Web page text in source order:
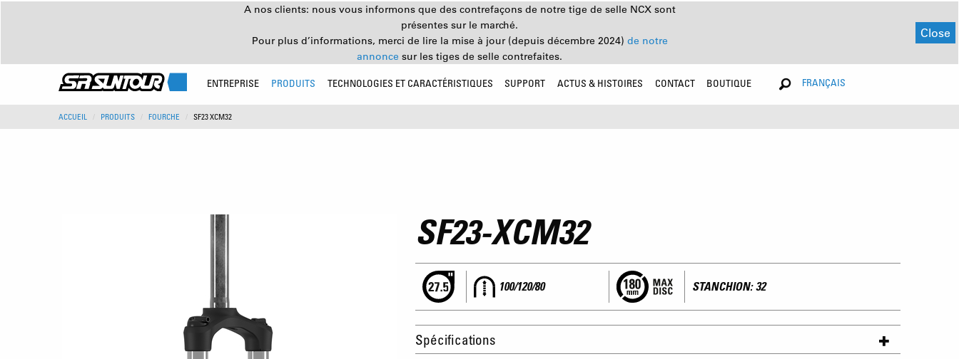
A nos clients: nous vous informons que des contrefaçons de notre tige de selle NCX sont
présentes sur le marché.
Pour plus d’informations, merci de lire la mise à jour (depuis décembre 2024) de notre
annonce sur les tiges de selle contrefaites.
Close
ENTREPRISE PRODUITS TECHNOLOGIES ET CARACTÉRISTIQUES SUPPORT ACTUS & HISTOIRES CONTACT BOUTIQUE FRANÇAIS
ACCUEIL PRODUITS FOURCHE SF23 XCM32
SF23-XCM32
100/120/80 STANCHION: 32
Spécifications